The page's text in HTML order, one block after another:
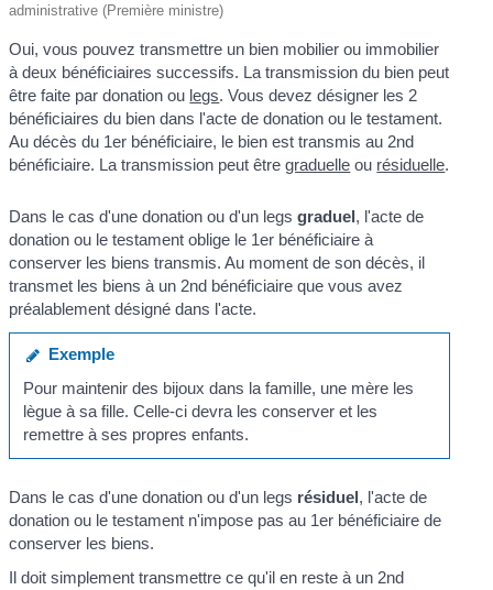
administrative (Première ministre)
Oui, vous pouvez transmettre un bien mobilier ou immobilier
à deux bénéficiaires successifs. La transmission du bien peut
être faite par donation ou legs. Vous devez désigner les 2
bénéficiaires du bien dans l'acte de donation ou le testament.
Au décès du 1er bénéficiaire, le bien est transmis au 2nd
bénéficiaire. La transmission peut êtregraduelle ou résiduelle.
Dans le cas d'une donation ou d'un legsgraduel, l'acte de
donation ou le testament oblige le 1er bénéficiaire à
conserver les biens transmis. Au moment de son décès, il
transmet les biens à un 2nd bénéficiaire que vous avez
préalablement désigné dans l'acte.
Exemple
Pour maintenir des bijoux dans la famille, une mère les
lègue à sa fille. Celle-ci devra les conserver et les
remettre à ses propres enfants.
Dans le cas d'une donation ou d'un legs résiduel, l'acte de
donation ou le testament n'impose pas au 1er bénéficiaire de
conserver les biens.
Il doit simplement transmettre ce qu'il en reste à un 2nd